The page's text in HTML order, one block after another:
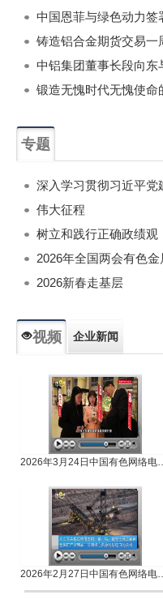
中国恩菲与绿色动力签
铸造铝合金期货交易一
专题
深入学习贯彻习近平党
伟大征程
树立和践行正确政绩观
2026年全国两会有色
2026新春走基层
视频 企业新闻
2026年3月24日
2026年2月27日